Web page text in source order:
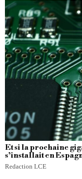
Et si la prochaine
s’installait en
Redaction LCE